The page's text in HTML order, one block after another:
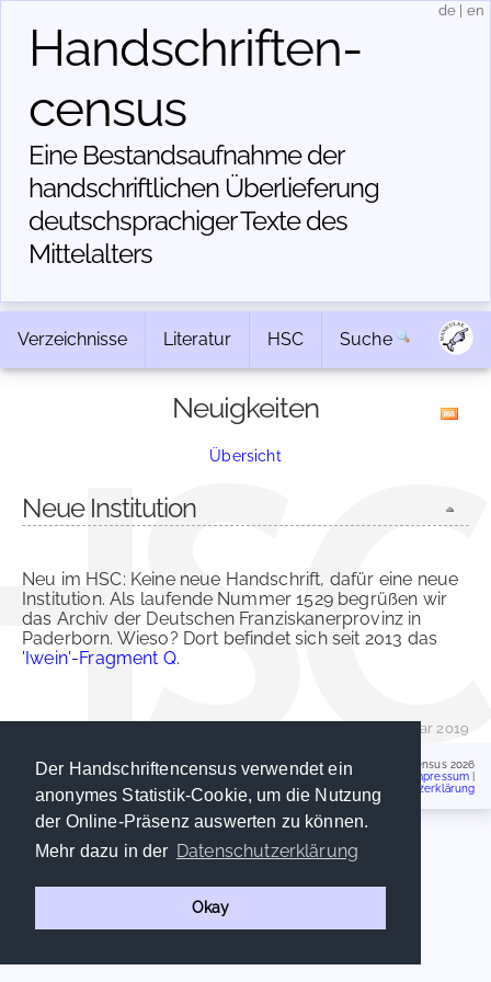
Der Handschriftencensus verwendet ein
anonymes Statistik-Cookie, um die Nutzung
der Online-Präsenz auswerten zu können.
Mehr dazu in der Datenschutzerklärung
Okay
Handschriften­
census
Eine Bestandsaufnahme der
handschriftlichen Über­lieferung
deutschsprachiger Texte des
Mittelalters
de en
Verzeichnisse Literatur HSC Suche
Neuigkeiten
Übersicht
Neue Institution
Neu im HSC: Keine neue Handschrift, dafür eine neue
Institution. Als laufende Nummer 1529 begrüßen wir
das Archiv der Deutschen Franziskanerprovinz in
Paderborn. Wieso? Dort befindet sich seit 2013 das
'Iwein'-Fragment Q.
| 9. Januar 2019
Handschriftencensus 2026
Impressum
Datenschutzerklärung